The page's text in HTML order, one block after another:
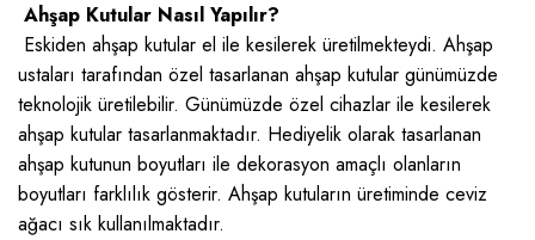
Ahşap Kutular Nasıl Yapılır?
Eskiden ahşap kutular el ile kesilerek üretilmekteydi. Ahşap
ustaları tarafından özel tasarlanan ahşap kutular günümüzde
teknolojik üretilebilir. Günümüzde özel cihazlar ile kesilerek
ahşap kutular tasarlanmaktadır. Hediyelik olarak tasarlanan
ahşap kutunun boyutları ile dekorasyon amaçlı olanların
boyutları farklılık gösterir. Ahşap kutuların üretiminde ceviz
ağacı sık kullanılmaktadır.